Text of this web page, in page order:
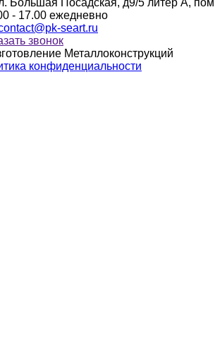
- 17.00 ежедневно
seart.ru
звонок
Металлоконструкций
конфиденциальности